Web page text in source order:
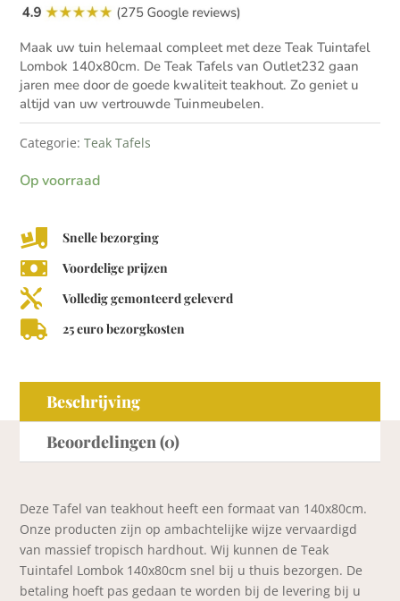
Maak uw tuin helemaal compleet met deze Teak Tuintafel
Lombok 140x80cm. De Teak Tafels van Outlet232 gaan
jaren mee door de goede kwaliteit teakhout. Zo geniet u
altijd van uw vertrouwde Tuinmeubelen.
Categorie:Teak Tafels
Op voorraad
 Snelle bezorging
 Voordelige prijzen
 Volledig gemonteerd geleverd
 25 euro bezorgkosten
Beschrijving
Beoordelingen (0)
Deze Tafel van teakhout heeft een formaat van 140x80cm.
Onze producten zijn op ambachtelijke wijze vervaardigd
van massief tropisch hardhout. Wij kunnen de Teak
Tuintafel Lombok 140x80cm snel bij u thuis bezorgen. De
betaling hoeft pas gedaan te worden bij de levering bij u